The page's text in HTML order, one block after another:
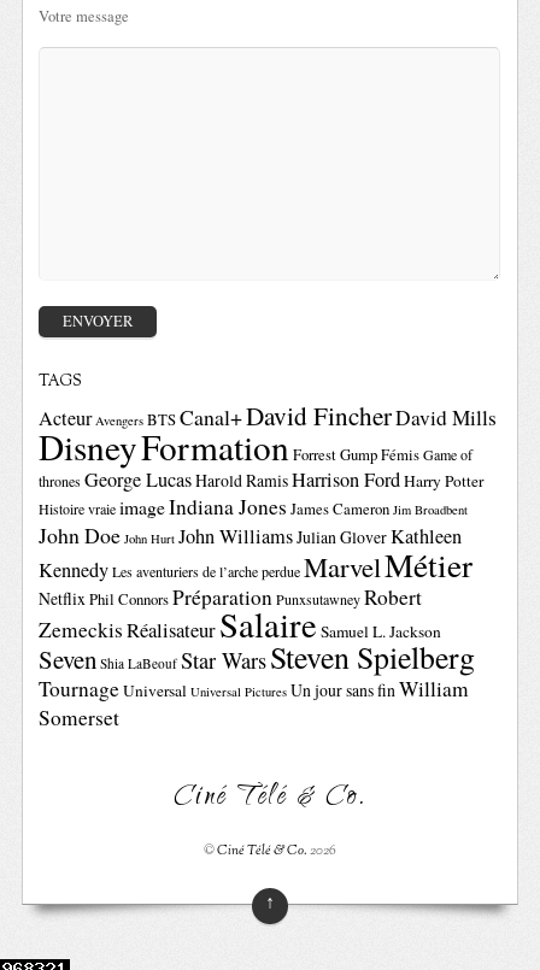
Votre message
TAGS
Acteur Avengers BTSCanal+David FincherDavid Mills
DisneyFormationForrest GumpFémis Game of
thrones George LucasHarold RamisHarrison FordHarry Potter
Histoire vraie imageIndiana Jones James Cameron Jim Broadbent
John Doe John Hurt John WilliamsJulian GloverKathleen
Kennedy Les aventuriers de l’arche perdue MarvelMétier
NetflixPhil ConnorsPréparation Punxsutawney Robert
ZemeckisRéalisateurSalaire Samuel L. Jackson
Seven Shia LaBeouf Star WarsSteven Spielberg
TournageUniversal Universal Pictures Un jour sans finWilliam
Somerset
Ciné Télé & Co.
©Ciné Télé & Co.2026
↑